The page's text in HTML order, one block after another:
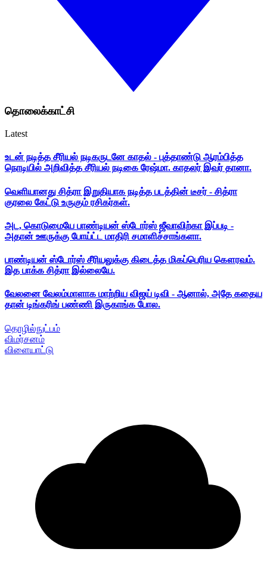
தொலைக்காட்சி
Latest
உடன் நடித்த சீரியல் நடிகருடனே காதல் - புத்தாண்டு ஆரம்பித்த
நொடியில் அறிவித்த சீரியல் நடிகை ரேஷ்மா. காதலர் இவர் தானா.
வெளியானது சித்ரா இறுதியாக நடித்த படத்தின் டீசர் - சித்ரா
குரலை கேட்டு உருகும் ரசிகர்கள்.
அட, கொடுமையே பாண்டியன் ஸ்டோர்ஸ் ஜீவாவிற்கா இப்படி -
அதான் ஊருக்கு போய்ட்ட மாதிரி சமாளிச்சாங்களா.
பாண்டியன் ஸ்டோர்ஸ் சீரியலுக்கு கிடைத்த மிகப்பெரிய கௌரவம்.
இத பாக்க சித்ரா இல்லையே.
வேலனை வேலம்மாளாக மாற்றிய விஜய் டிவி - ஆனால், அதே கதைய
தான் டிங்கரிங் பண்ணி இருகாங்க போல.
தொழில்நுட்பம்
விமர்சனம்
விளையாட்டு